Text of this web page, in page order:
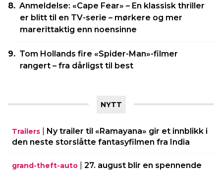
Anmeldelse: «Cape Fear» – En klassisk thriller
er blitt til en TV-serie – mørkere og mer
marerittaktig enn noensinne
Tom Hollands fire «Spider-Man»-filmer
rangert – fra dårligst til best
NYTT
Trailers
Ny trailer til «Ramayana» gir et innblikk i
den neste storslåtte fantasyfilmen fra India
grand-theft-auto
27. august blir en spennende